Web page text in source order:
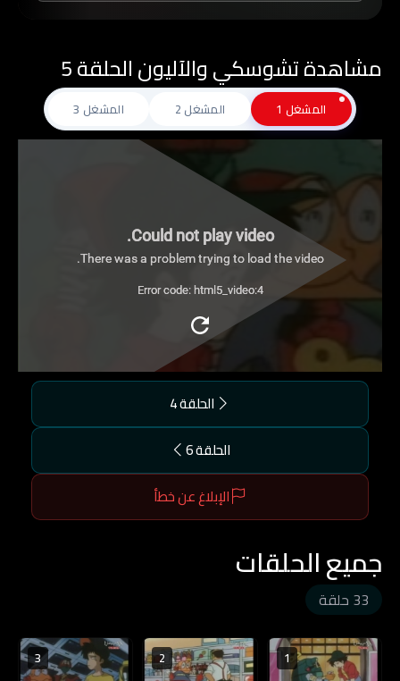
مشاهدة تشوسكي والآليون الحلقة 5
المشغل 1 المشغل 2 المشغل 3
Could not play video.
There was a problem trying to load the video.
Error code: html5_video:4
الحلقة 4
الحلقة 6
الإبلاغ عن خطأ
جميع الحلقات
33 حلقة
1
2
3